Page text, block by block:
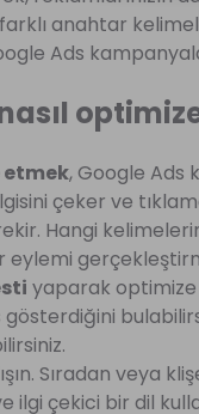
anahtar
Ads
, Google Ads
çeker ve
Hangi
eylemi
yaparak optimize
Sıradan veya
ilgi çekici bir dil